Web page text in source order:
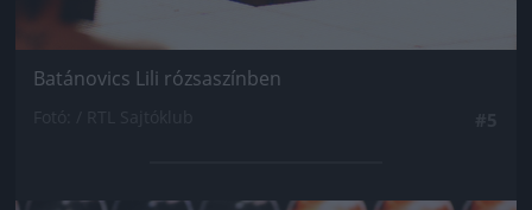
Batánovics Lili rózsaszínben